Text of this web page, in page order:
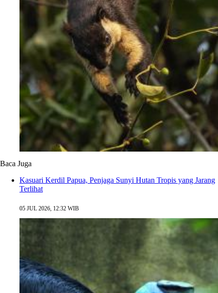
Baca Juga
Kasuari Kerdil Papua, Penjaga Sunyi Hutan Tropis yang Jarang
Terlihat
05 JUL 2026, 12:32 WIB